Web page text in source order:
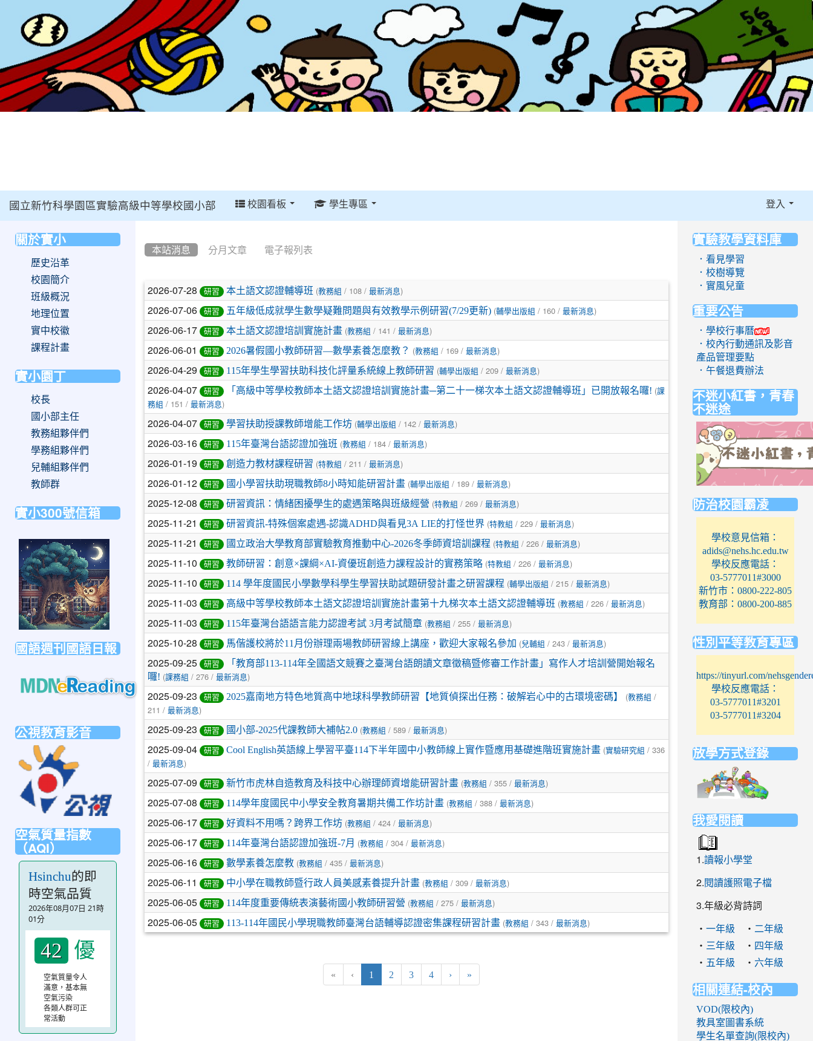
國立新竹科學園區實驗高級中等學校國小部 校園看板 學生專區 登入
本站消息 分月文章 電子報列表
文
章
列
表
2026-07-28 研習 本土語文認證輔導班 (教務組 / 108 / 最新消息)
2026-07-06 研習 五年級低成就學生數學疑難問題與有效教學示例研習(7/29更新) (輔學出版組 / 160 / 最新消息)
2026-06-17 研習 本土語文認證培訓實施計畫 (教務組 / 141 / 最新消息)
2026-06-01 研習 2026暑假國小教師研習—數學素養怎麼教？ (教務組 / 169 / 最新消息)
2026-04-29 研習 115年學生學習扶助科技化評量系統線上教師研習 (輔學出版組 / 209 / 最新消息)
2026-04-07 研習 「高級中等學校教師本土語文認證培訓實施計畫─第二十一梯次本土語文認證輔導班」已開放報名囉! (課
務組 / 151 / 最新消息)
2026-04-07 研習 學習扶助授課教師增能工作坊 (輔學出版組 / 142 / 最新消息)
2026-03-16 研習 115年臺灣台語認證加強班 (教務組 / 184 / 最新消息)
2026-01-19 研習 創造力教材課程研習 (特教組 / 211 / 最新消息)
2026-01-12 研習 國小學習扶助現職教師8小時知能研習計畫 (輔學出版組 / 189 / 最新消息)
2025-12-08 研習 研習資訊：情緒困擾學生的處遇策略與班級經營 (特教組 / 269 / 最新消息)
2025-11-21 研習 研習資訊-特殊個案處遇-認識ADHD與看見3A LIE的打怪世界 (特教組 / 229 / 最新消息)
2025-11-21 研習 國立政治大學教育部實驗教育推動中心-2026冬季師資培訓課程 (特教組 / 226 / 最新消息)
2025-11-10 研習 教師研習：創意×課綱×AI-資優班創造力課程設計的實務策略 (特教組 / 226 / 最新消息)
2025-11-10 研習 114 學年度國民小學數學科學生學習扶助試題研發計畫之研習課程 (輔學出版組 / 215 / 最新消息)
2025-11-03 研習 高級中等學校教師本土語文認證培訓實施計畫第十九梯次本土語文認證輔導班 (教務組 / 226 / 最新消息)
2025-11-03 研習 115年臺灣台語語言能力認證考試 3月考試簡章 (教務組 / 255 / 最新消息)
2025-10-28 研習 馬偕護校將於11月份辦理兩場教師研習線上講座，歡迎大家報名參加 (兒輔組 / 243 / 最新消息)
2025-09-25 研習
「教育部113-114年全國語文競賽之臺灣台語朗讀文章徵稿暨修審工作計畫」寫作人才培訓營開始報名
囉! (課務組 / 276 / 最新消息)
2025-09-23 研習 2025嘉南地方特色地質高中地球科學教師研習【地質偵探出任務：破解岩心中的古環境密碼】 (教務組 /
211 / 最新消息)
2025-09-23 研習 國小部-2025代課教師大補帖2.0 (教務組 / 589 / 最新消息)
2025-09-04 研習 Cool English英語線上學習平臺114下半年國中小教師線上實作暨應用基礎進階班實施計畫 (實驗研究組 / 336
/ 最新消息)
2025-07-09 研習 新竹市虎林自造教育及科技中心辦理師資增能研習計畫 (教務組 / 355 / 最新消息)
2025-07-08 研習 114學年度國民中小學安全教育暑期共備工作坊計畫 (教務組 / 388 / 最新消息)
2025-06-17 研習 好資料不用嗎？跨界工作坊 (教務組 / 424 / 最新消息)
2025-06-17 研習 114年臺灣台語認證加強班-7月 (教務組 / 304 / 最新消息)
2025-06-16 研習 數學素養怎麼教 (教務組 / 435 / 最新消息)
2025-06-11 研習 中小學在職教師暨行政人員美感素養提升計畫 (教務組 / 309 / 最新消息)
2025-06-05 研習 114年度重要傳統表演藝術國小教師研習營 (教務組 / 275 / 最新消息)
2025-06-05 研習 113-114年國民小學現職教師臺灣台語輔導認證密集課程研習計畫 (教務組 / 343 / 最新消息)
« ‹ 1 (current)
2 3 4 › »
關於實小
歷史沿革
校園簡介
班級概況
地理位置
實中校徽
課程計畫
實小園丁
校長
國小部主任
教務組夥伴們
學務組夥伴們
兒輔組夥伴們
教師群
實小300號信箱
https://forms.gle/sb6qss7apF2uRjVc7
國語週刊國語日報
https://mdnereading.mdnkids.com
公視教育影音
https://ptsvod.sunnystudy.com.tw/school
空氣質量指數
（AQI）
Hsinchu的即
時空氣品質
2026年08月07日 21時
01分
42 優
空氣質量令人
滿意，基本無
空氣污染
各類人群可正
常活動
實驗教學資料庫
．看見學習
．校樹導覽
．實風兒童
重要公告
．學校行事曆
．校內行動通訊及影音
產品管理要點
．午餐退費辦法
不迷小紅書，青春
不迷途
to
https://eliteracy.edu.tw/
防治校園霸凌
學校意見信箱：
adids@nehs.hc.edu.tw
學校反應電話：
03-5777011#3000
新竹市：0800-222-805
教育部：0800-200-885
性別平等教育專區
https://tinyurl.com/
學校反應電話：
03-5777011#3201
03-5777011#3204
放學方式登錄
https://
我愛閱讀
1.讀報小學堂
2.閱讀護照電子檔
3.年級必背詩詞
‧ 一年級 ‧ 二年級
‧ 三年級 ‧ 四年級
‧ 五年級 ‧ 六年級
相關連結-校內
VOD(限校內)
教具室圖書系統
學生名單查詢(限校內)